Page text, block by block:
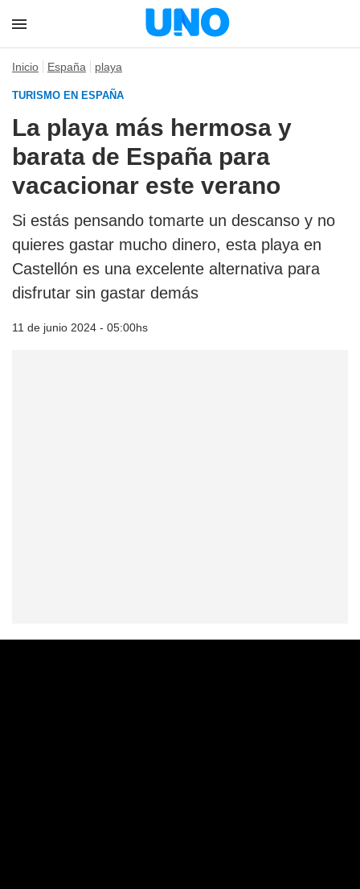
Inicio España playa
TURISMO EN ESPAÑA
La playa más hermosa y
barata de España para
vacacionar este verano
Si estás pensando tomarte un descanso y no
quieres gastar mucho dinero, esta playa en
Castellón es una excelente alternativa para
disfrutar sin gastar demás
11 de junio 2024 - 05:00hs